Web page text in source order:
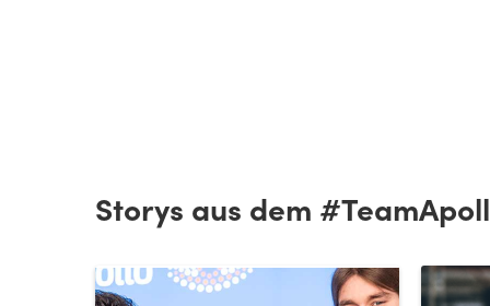
Storys aus dem